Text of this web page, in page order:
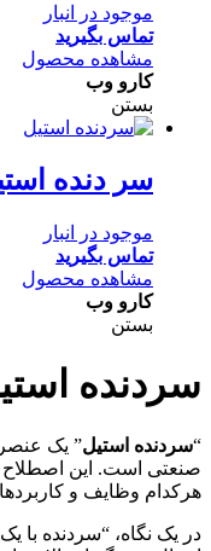
موجود در انبار
تماس بگیرید
مشاهده محصول
کارو وب
بستن
سر دنده استیل
موجود در انبار
تماس بگیرید
مشاهده محصول
کارو وب
بستن
سردنده
“سردنده استیل” یک
صنعتی است. این اصطلاح
هرکدام وظایف و
در یک نگاه، “سردنده